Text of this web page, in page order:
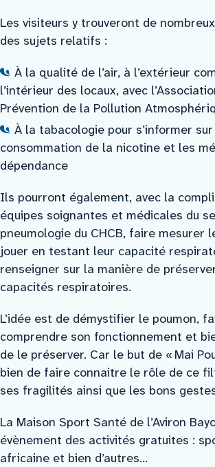
Les visiteurs y trouveront de
des sujets relatifs :
À la qualité de l’air, à l’extérieur
l’intérieur des locaux, avec
Prévention de la Pollution
À la tabacologie pour s’informer
consommation de la nicotine et les
dépendance
Ils pourront également, avec la
équipes soignantes et médicales du
pneumologie du CHCB, faire mesurer
jouer en testant leur capacité
renseigner sur la manière de
capacités respiratoires.
L’idée est de démystifier le poumon,
comprendre son fonctionnement et
de le préserver. Car le but de « Mai
bien de faire connaitre le rôle de ce
ses fragilités ainsi que les bons
La Maison Sport Santé de l’Aviron
évènement des activités gratuites :
africaine et bien d’autres…